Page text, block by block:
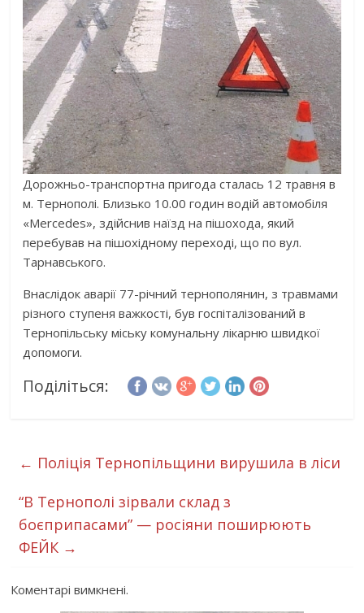
Дорожньо-транспортна пригода сталась 12 травня в
м. Тернополі. Близько 10.00 годин водій автомобіля
«Mercedes», здійснив наїзд на пішохода, який
перебував на пішохідному переході, що по вул.
Тарнавського.
Внаслідок аварії 77-річний тернополянин, з травмами
різного ступеня важкості, був госпіталізований в
Тернопільську міську комунальну лікарню швидкої
допомоги.
Поділіться:
← Поліція Тернопільщини вирушила в ліси
“В Тернополі зірвали склад з
боєприпасами” — росіяни поширюють
ФЕЙК →
Коментарі вимкнені.